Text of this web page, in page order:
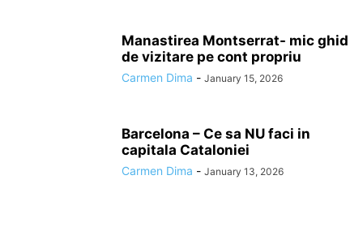
Manastirea Montserrat- mic ghid
de vizitare pe cont propriu
Carmen Dima - January 15, 2026
Barcelona – Ce sa NU faci in
capitala Cataloniei
Carmen Dima - January 13, 2026